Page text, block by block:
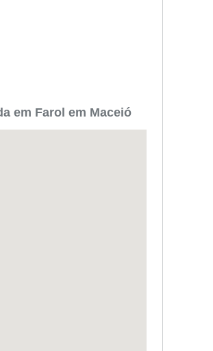
em Farol em Maceió